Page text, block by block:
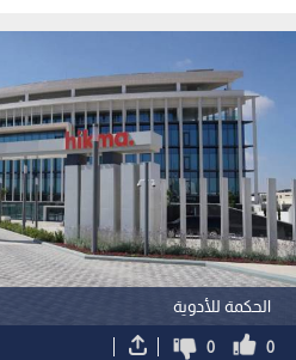
الحكمة للأدوية
0
0